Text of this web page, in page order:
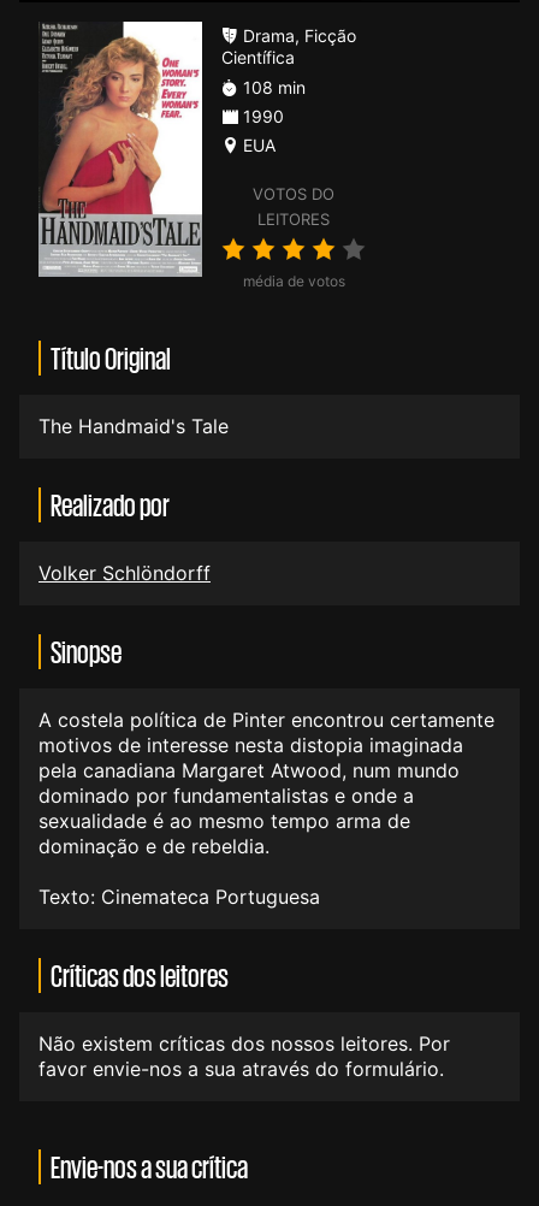
VOTOS DO
LEITORES
média de votos
Drama, Ficção
Científica
108 min
1990
EUA
Título Original
The Handmaid's Tale
Realizado por
Volker Schlöndorff
Sinopse
A costela política de Pinter encontrou certamente
motivos de interesse nesta distopia imaginada
pela canadiana Margaret Atwood, num mundo
dominado por fundamentalistas e onde a
sexualidade é ao mesmo tempo arma de
dominação e de rebeldia.
Texto: Cinemateca Portuguesa
Críticas dos leitores
Não existem críticas dos nossos leitores. Por
favor envie-nos a sua através do formulário.
Envie-nos a sua crítica